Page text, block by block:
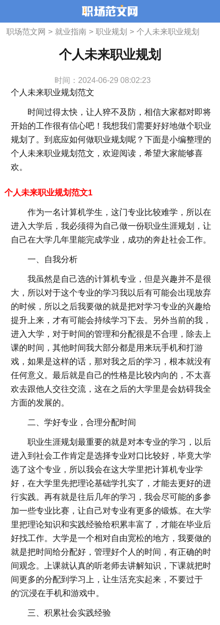
职场范文网 > 就业指南 > 职业规划 > 个人未来职业规划
个人未来职业规划
时间：2024-06-29 08:02:23
个人未来职业规划范文
时间过得太快，让人猝不及防，相信大家都对即将
开始的工作很有信心吧！我想我们需要好好地做个职业
规划了。到底应如何做职业规划呢？下面是小编整理的
个人未来职业规划范文，欢迎阅读，希望大家能够喜
欢。
个人未来职业规划范文1
作为一名计算机学生，这门专业比较难学，所以在
进入大学后，我必须得为自己做一份职业生涯规划，让
自己在大学几年里能完成学业，成功的奔赴社会工作。
一、自我分析
我虽然是自己选的计算机专业，但是兴趣并不是很
大，所以对于这个专业的学习我以后有可能会出现放弃
的时候，所以之后我要做的就是把对学习专业的兴趣给
提升上来，才有可能会持续学习下去。另外当前的我，
进入大学，对于时间的管理和分配很是不合理，除去上
课的时间，其他时间我大部分都是用来玩手机和打游
戏，如果是这样的话，那对我之后的学习，根本就没有
任何意义。最后就是自己的性格是比较内向的，不太喜
欢去跟他人交往交流，这在之后的大学里是会妨碍我全
方面的发展的。
二、学好专业，合理分配时间
职业生涯规划最重要的就是对本专业的学习，以后
进入到社会工作肯定是选择专业对口比较好，毕竟大学
选了这个专业，所以我会在这大学里把计算机专业学
好，在大学里先把理论基础学扎实了，才能去更好的进
行实践。再有就是往后几年的学习，我会尽可能的多参
加一些专业比赛，让自己对专业有更多的锻炼。在大学
里把理论知识和实践经验给积累丰富了，才能在毕业后
好找工作。大学是一个相对自由宽松的地方，我要做的
就是把时间给分配好，管理好个人的时间，有正确的时
间观念。上课就认真的听老师去讲解知识，下课就把时
间更多的分配到学习上，让生活充实起来，不要过于
的'沉浸在手机和游戏中。
三、积累社会实践经验